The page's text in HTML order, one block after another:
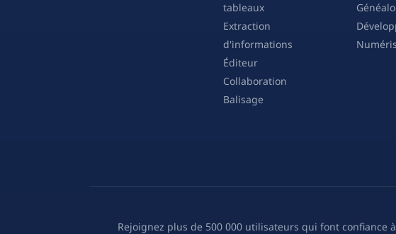
tableaux
Extraction
d'informations
Éditeur
Collaboration
Balisage
Rejoignez plus de 500 000 utilisateurs qui font